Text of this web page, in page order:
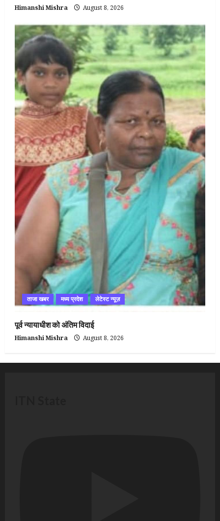
Himanshi Mishra August 8, 2026
ताजा खबर मध्य प्रदेश लेटेस्ट न्यूज़
पूर्व न्यायाधीश को अंतिम विदाई
Himanshi Mishra August 8, 2026